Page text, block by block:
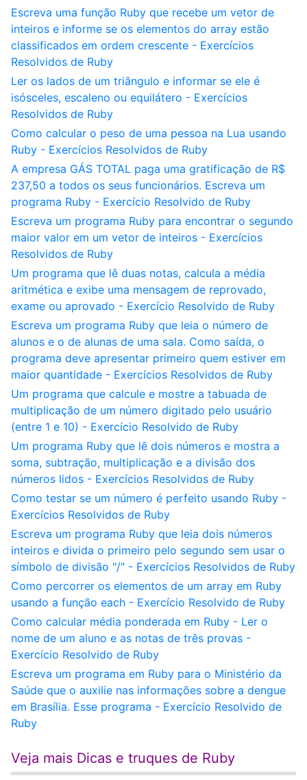
Escreva uma função Ruby que recebe um vetor de
inteiros e informe se os elementos do array estão
classificados em ordem crescente - Exercícios
Resolvidos de Ruby
Ler os lados de um triângulo e informar se ele é
isósceles, escaleno ou equilátero - Exercícios
Resolvidos de Ruby
Como calcular o peso de uma pessoa na Lua usando
Ruby - Exercícios Resolvidos de Ruby
A empresa GÁS TOTAL paga uma gratificação de R$
237,50 a todos os seus funcionários. Escreva um
programa Ruby - Exercício Resolvido de Ruby
Escreva um programa Ruby para encontrar o segundo
maior valor em um vetor de inteiros - Exercícios
Resolvidos de Ruby
Um programa que lê duas notas, calcula a média
aritmética e exibe uma mensagem de reprovado,
exame ou aprovado - Exercício Resolvido de Ruby
Escreva um programa Ruby que leia o número de
alunos e o de alunas de uma sala. Como saída, o
programa deve apresentar primeiro quem estiver em
maior quantidade - Exercícios Resolvidos de Ruby
Um programa que calcule e mostre a tabuada de
multiplicação de um número digitado pelo usuário
(entre 1 e 10) - Exercício Resolvido de Ruby
Um programa Ruby que lê dois números e mostra a
soma, subtração, multiplicação e a divisão dos
números lidos - Exercícios Resolvidos de Ruby
Como testar se um número é perfeito usando Ruby -
Exercícios Resolvidos de Ruby
Escreva um programa Ruby que leia dois números
inteiros e divida o primeiro pelo segundo sem usar o
símbolo de divisão "/" - Exercícios Resolvidos de Ruby
Como percorrer os elementos de um array em Ruby
usando a função each - Exercício Resolvido de Ruby
Como calcular média ponderada em Ruby - Ler o
nome de um aluno e as notas de três provas -
Exercício Resolvido de Ruby
Escreva um programa em Ruby para o Ministério da
Saúde que o auxilie nas informações sobre a dengue
em Brasília. Esse programa - Exercício Resolvido de
Ruby
Veja mais Dicas e truques de Ruby